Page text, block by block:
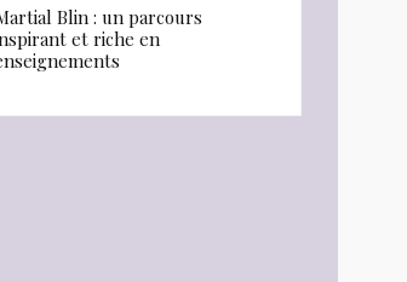
Blin : un parcours
et riche en